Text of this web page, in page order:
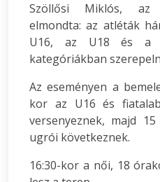
Szöllősi Miklós, az
elmondta: az atléták
U16, az U18 és
kategóriákban
Az eseményen a
kor az U16 és
versenyeznek, majd
ugrói következnek.
16:30-kor a női, 18